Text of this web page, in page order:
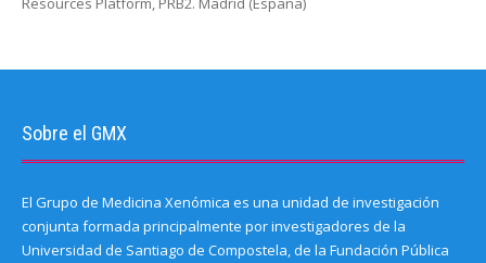
Sobre el GMX
El Grupo de Medicina Xenómica es una unidad de investigación
conjunta formada principalmente por investigadores de la
Universidad de Santiago de Compostela, de la Fundación Pública